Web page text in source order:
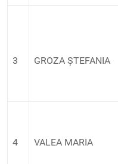
3 GROZA ȘTEFANIA
4 VALEA MARIA